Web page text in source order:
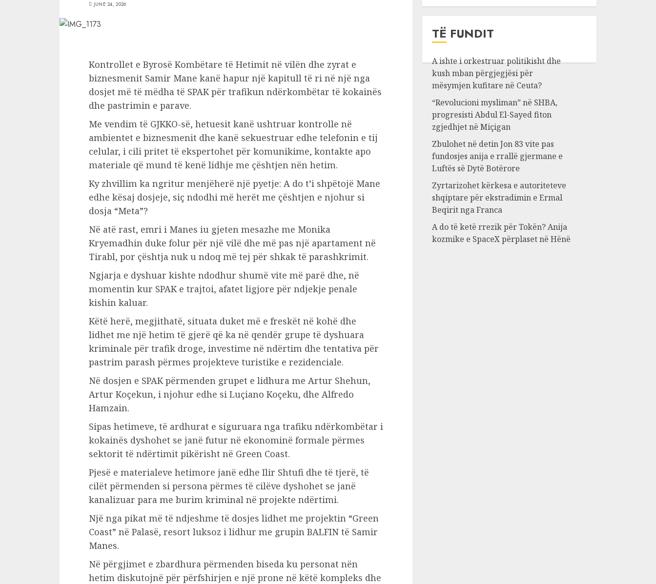
JUNE 24, 2026
Kontrollet e Byrosë Kombëtare të Hetimit në vilën dhe zyrat e
biznesmenit Samir Mane kanë hapur një kapitull të ri në një nga
dosjet më të mëdha të SPAK për trafikun ndërkombëtar të kokainës
dhe pastrimin e parave.
Me vendim të GJKKO-së, hetuesit kanë ushtruar kontrolle në
ambientet e biznesmenit dhe kanë sekuestruar edhe telefonin e tij
celular, i cili pritet të ekspertohet për komunikime, kontakte apo
materiale që mund të kenë lidhje me çështjen nën hetim.
Ky zhvillim ka ngritur menjëherë një pyetje: A do t’i shpëtojë Mane
edhe kësaj dosjeje, siç ndodhi më herët me çështjen e njohur si
dosja “Meta”?
Në atë rast, emri i Manes iu gjeten mesazhe me Monika
Kryemadhin duke folur për një vilë dhe më pas një apartament në
Tirabl, por çështja nuk u ndoq më tej për shkak të parashkrimit.
Ngjarja e dyshuar kishte ndodhur shumë vite më parë dhe, në
momentin kur SPAK e trajtoi, afatet ligjore për ndjekje penale
kishin kaluar.
Këtë herë, megjithatë, situata duket më e freskët në kohë dhe
lidhet me një hetim të gjerë që ka në qendër grupe të dyshuara
kriminale për trafik droge, investime në ndërtim dhe tentativa për
pastrim parash përmes projekteve turistike e rezidenciale.
Në dosjen e SPAK përmenden grupet e lidhura me Artur Shehun,
Artur Koçekun, i njohur edhe si Luçiano Koçeku, dhe Alfredo
Hamzain.
Sipas hetimeve, të ardhurat e siguruara nga trafiku ndërkombëtar i
kokainës dyshohet se janë futur në ekonominë formale përmes
sektorit të ndërtimit pikërisht në Green Coast.
Pjesë e materialeve hetimore janë edhe Ilir Shtufi dhe të tjerë, të
cilët përmenden si persona përmes të cilëve dyshohet se janë
kanalizuar para me burim kriminal në projekte ndërtimi.
Një nga pikat më të ndjeshme të dosjes lidhet me projektin “Green
Coast” në Palasë, resort luksoz i lidhur me grupin BALFIN të Samir
Manes.
Në përgjimet e zbardhura përmenden biseda ku personat nën
hetim diskutojnë për përfshirjen e një prone në këtë kompleks dhe
TË FUNDIT
A ishte i orkestruar politikisht dhe
kush mban përgjegjësi për
mësymjen kufitare në Ceuta?
“Revolucioni mysliman” në SHBA,
progresisti Abdul El-Sayed fiton
zgjedhjet në Miçigan
Zbulohet në detin Jon 83 vite pas
fundosjes anija e rrallë gjermane e
Luftës së Dytë Botërore
Zyrtarizohet kërkesa e autoriteteve
shqiptare për ekstradimin e Ermal
Beqirit nga Franca
A do të ketë rrezik për Tokën? Anija
kozmike e SpaceX përplaset në Hënë